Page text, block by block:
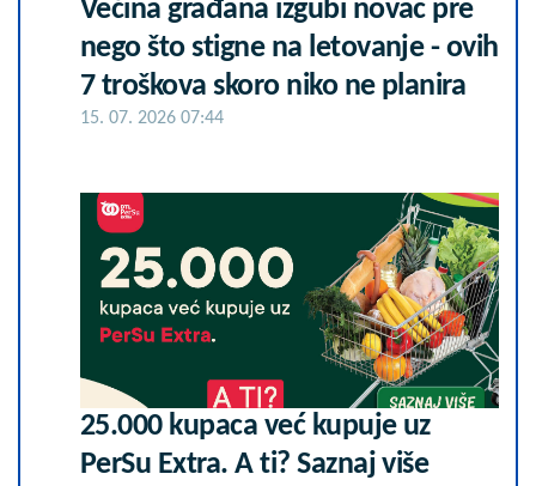
Većina građana izgubi novac pre
nego što stigne na letovanje - ovih
7 troškova skoro niko ne planira
15. 07. 2026 07:44
25.000 kupaca već kupuje uz
PerSu Extra. A ti? Saznaj više